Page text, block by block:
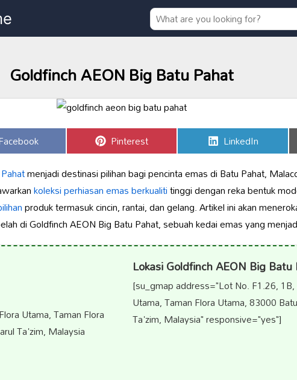
Goldfinch AEON Big Batu Pahat
Share
on
Pinterest Share
on
LinkedIn
menjadi destinasi pilihan bagi pencinta emas di Batu Pahat,
koleksiperhiasan emas berkualititinggi dengan reka bentuk
produk termasuk cincin, rantai, dan gelang. Artikel ini akan
di Goldfinch AEON Big Batu Pahat, sebuah kedai emas yang
Utama, Taman Flora
Ta'zim, Malaysia
Lokasi Goldfinch AEON Big
[su_gmap address="Lot No. F1.26,
Utama, Taman Flora Utama, 83000
Ta'zim, Malaysia" responsive="yes"]